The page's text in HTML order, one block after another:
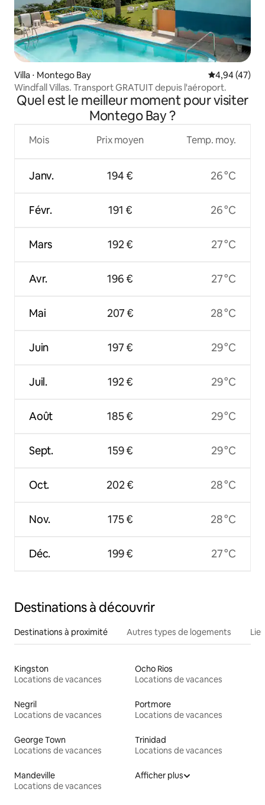
Villa ⋅ Montego Bay Évaluation
4,94 (47)
Windfall Villas. Transport GRATUIT depuis l'aéroport.
Quel est le meilleur moment pour visiter
Montego Bay ?
Mois
Janv.
Févr.
Mars
Avr.
Mai
Juin
Juil.
Août
Sept.
Oct.
Nov.
Déc.
Prix moyen
194 €
191 €
192 €
196 €
207 €
197 €
192 €
185 €
159 €
202 €
175 €
199 €
Temp. moy.
26 °C
26 °C
27 °C
27 °C
28 °C
29 °C
29 °C
29 °C
29 °C
28 °C
28 °C
27 °C
Destinations à découvrir
Destinations à proximité Autres types de logements
Kingston
Locations de vacances
Ocho Rios
Locations de vacances
Negril
Locations de vacances
Portmore
Locations de vacances
George Town
Locations de vacances
Trinidad
Locations de vacances
Mandeville
Locations de vacances
Afficher plus